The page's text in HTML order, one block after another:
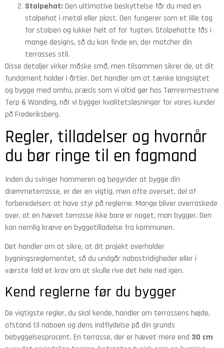
Stolpehat: Den ultimative beskyttelse får du med en
stolpehat i metal eller plast. Den fungerer som et lille tag
for stolpen og lukker helt af for fugten. Stolpehatte fås i
mange designs, så du kan finde en, der matcher din
terrasses stil.
Disse detaljer virker måske små, men tilsammen sikrer de, at dit
fundament holder i årtier. Det handler om at tænke langsigtet
og bygge med omhu, præcis som vi altid gør hos Tømrermestrene
Terp & Wanding, når vi bygger kvalitetsløsninger for vores kunder
på Frederiksberg.
Regler, tilladelser og hvornår
du bør ringe til en fagmand
Inden du svinger hammeren og begynder at bygge din
drømmeterrasse, er der en vigtig, men ofte overset, del af
forberedelsen: at have styr på reglerne. Mange bliver overraskede
over, at en hævet terrasse ikke bare er noget, man bygger. Den
kan nemlig kræve en byggetilladelse fra kommunen.
Det handler om at sikre, at dit projekt overholder
bygningsreglementet, så du undgår nabostridigheder eller i
værste fald et krav om at skulle rive det hele ned igen.
Kend reglerne før du bygger
De vigtigste regler, du skal kende, handler om terrassens højde,
afstand til naboen og dens indflydelse på din grunds
bebyggelsesprocent. En terrasse, der er hævet mere end 30 cm